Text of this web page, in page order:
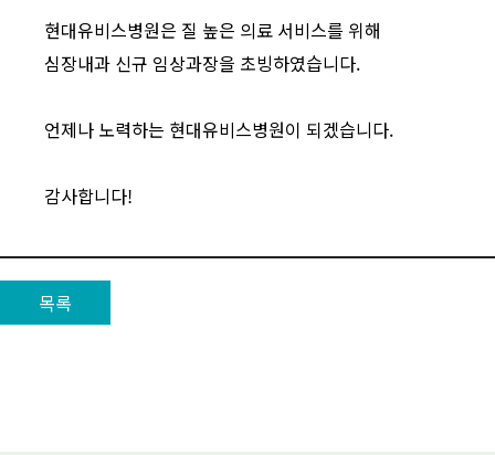
현대유비스병원은 질 높은 의료 서비스를 위해
심장내과 신규 임상과장을 초빙하였습니다.
언제나 노력하는 현대유비스병원이 되겠습니다.
감사합니다!
목록